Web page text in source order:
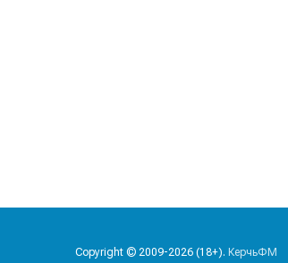
Copyright © 2009-2026 (18+). КерчьФМ